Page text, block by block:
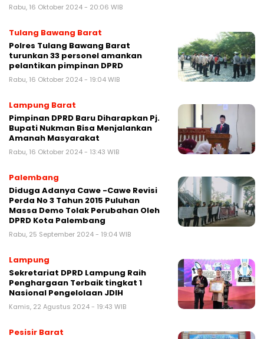
Rabu, 16 Oktober 2024 - 20:06 WIB
Tulang Bawang Barat
Polres Tulang Bawang Barat
turunkan 33 personel amankan
pelantikan pimpinan DPRD
Rabu, 16 Oktober 2024 - 19:04 WIB
Lampung Barat
Pimpinan DPRD Baru Diharapkan Pj.
Bupati Nukman Bisa Menjalankan
Amanah Masyarakat
Rabu, 16 Oktober 2024 - 13:43 WIB
Palembang
Diduga Adanya Cawe -Cawe Revisi
Perda No 3 Tahun 2015 Puluhan
Massa Demo Tolak Perubahan Oleh
DPRD Kota Palembang
Rabu, 25 September 2024 - 19:04 WIB
Lampung
Sekretariat DPRD Lampung Raih
Penghargaan Terbaik tingkat 1
Nasional Pengelolaan JDIH
Kamis, 22 Agustus 2024 - 19:43 WIB
Pesisir Barat